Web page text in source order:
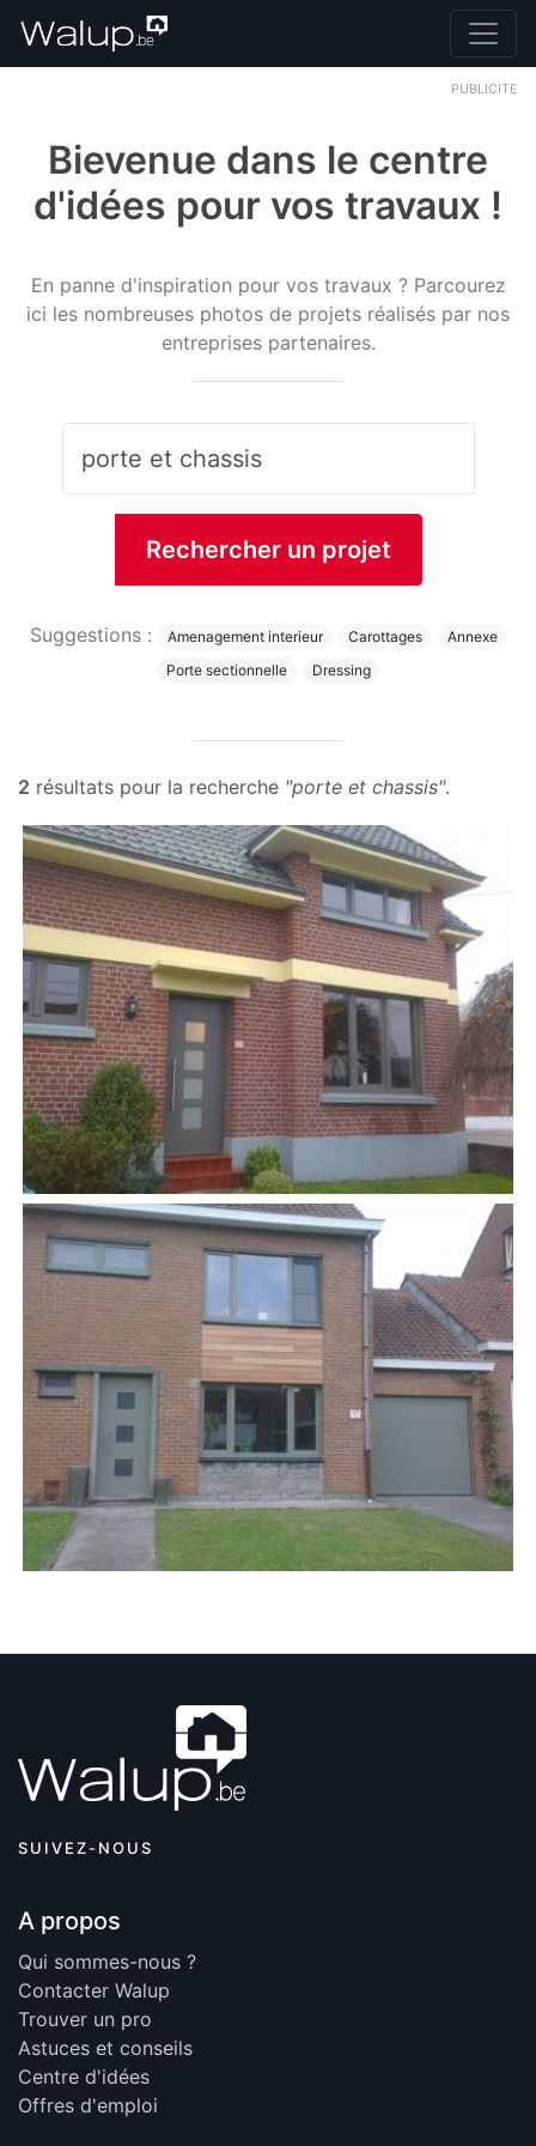
PUBLICITE
Bievenue dans le centre
d'idées pour vos travaux !
En panne d'inspiration pour vos travaux ? Parcourez
ici les nombreuses photos de projets réalisés par nos
entreprises partenaires.
Rechercher un projet
Suggestions : Amenagement interieur Carottages
Annexe
Porte sectionnelle
Dressing
2 résultats pour la recherche "porte et chassis".
SUIVEZ-NOUS
A propos
Qui sommes-nous ?
Contacter Walup
Trouver un pro
Astuces et conseils
Centre d'idées
Offres d'emploi